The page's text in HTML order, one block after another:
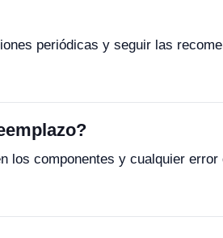
periódicas y seguir las
los componentes y cualquier error